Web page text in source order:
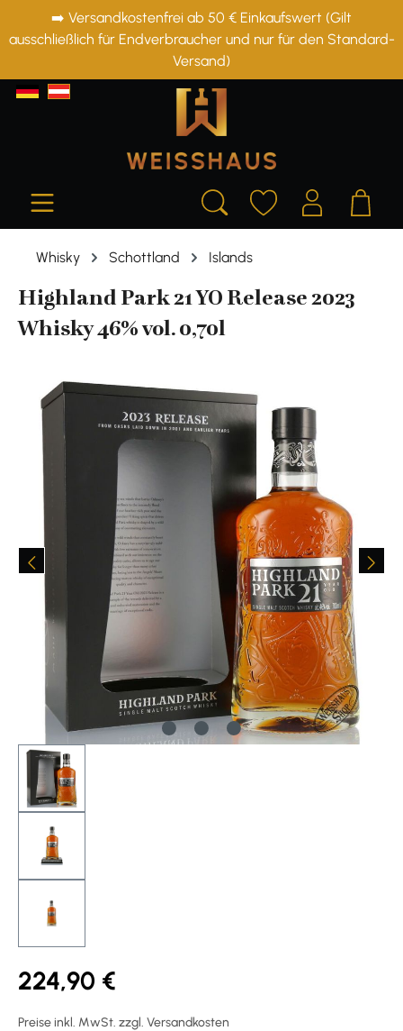
springen
➡️ Versandkostenfrei ab 50 € Einkaufswert (Gilt
ausschließlich für Endverbraucher und nur für den Standard-
Versand)
Whisky Schottland Islands
Highland Park 21 YO Release 2023
Whisky 46% vol. 0,70l
Bildergalerie überspringen
224,90 €
Preise inkl. MwSt. zzgl. Versandkosten